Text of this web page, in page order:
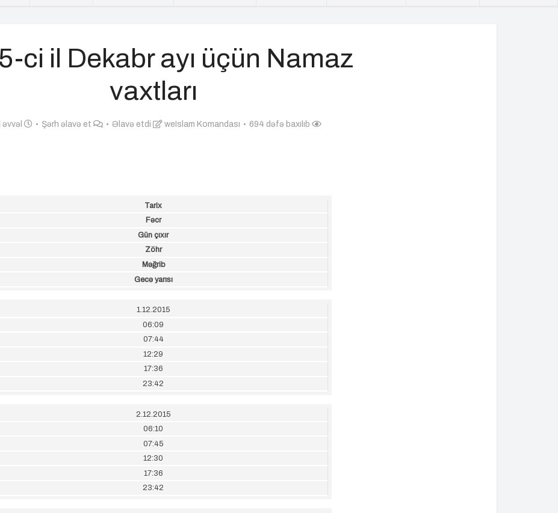
ci il Dekabr ayı üçün Namaz
vaxtları
əvvəl Şərh əlavə et Əlavə etdi weIslam Komandası 694 dəfə baxılıb
Tarix
Fəcr
Gün çıxır
Zöhr
Məğrib
Gecə yarısı
1.12.2015
06:09
07:44
12:29
17:36
23:42
2.12.2015
06:10
07:45
12:30
17:36
23:42